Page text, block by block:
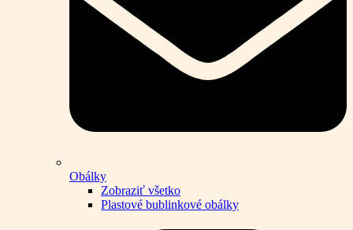
Obálky
Zobraziť všetko
Plastové bublinkové obálky